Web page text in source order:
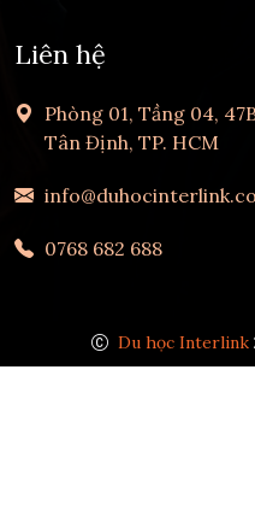
Liên hệ
Phòng 01, Tầng 04,
Tân Định, TP. HCM
0768 682 688
Du học Interlink